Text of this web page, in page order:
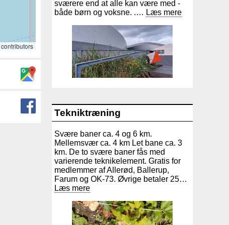
sværere end at alle kan være med -
både børn og voksne. .… Læs mere
Tekniktræning
Svære baner ca. 4 og 6 km.
Mellemsvær ca. 4 km Let bane ca. 3
km. De to svære baner fås med
varierende teknikelement. Gratis for
medlemmer af Allerød, Ballerup,
Farum og OK-73. Øvrige betaler 25…
Læs mere
contributors